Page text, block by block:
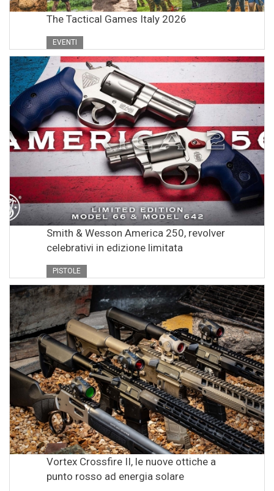
The Tactical Games Italy 2026
EVENTI
Smith & Wesson America 250, revolver
celebrativi in edizione limitata
PISTOLE
Vortex Crossfire II, le nuove ottiche a
punto rosso ad energia solare